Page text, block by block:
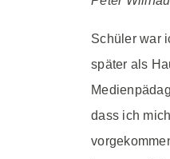
Schüler war
später als
dass ich